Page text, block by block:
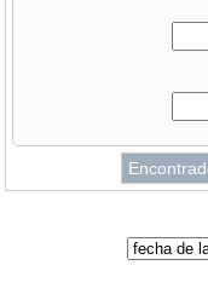
GeForce
GeForce RTX
GeForce RTX 4070 Ti
GeForce RTX